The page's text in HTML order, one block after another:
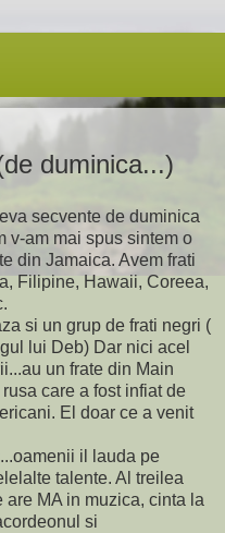
duminica...)
secvente de duminica
v-am mai spus sintem o
din Jamaica. Avem frati
Filipine, Hawaii, Coreea,
si un grup de frati negri (
lui Deb) Dar nici acel
un frate din Main
care a fost infiat de
El doar ce a venit
il lauda pe
talente. Al treilea
MA in muzica, cinta la
si